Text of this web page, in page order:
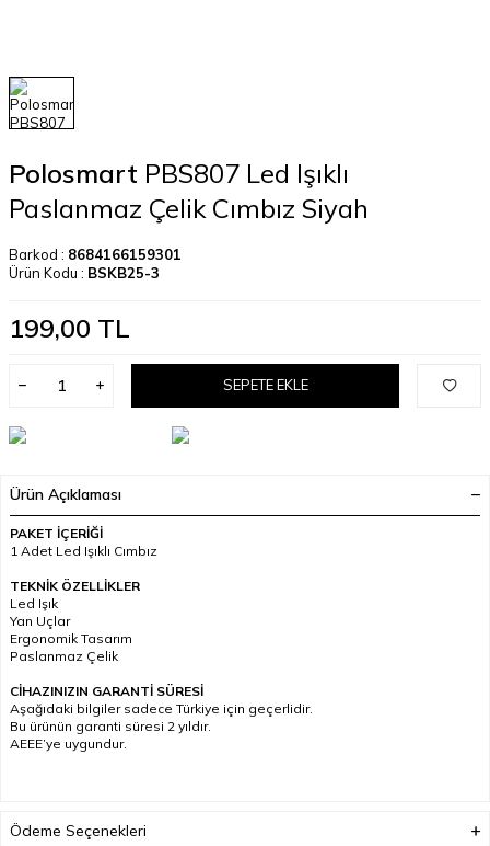
Polosmart PBS807 Led Işıklı
Paslanmaz Çelik Cımbız Siyah
Barkod : 8684166159301
Ürün Kodu : BSKB25-3
199,00 TL
SEPETE EKLE
Ürün Açıklaması
PAKET İÇERİĞİ
1 Adet Led Işıklı Cımbız
TEKNİK ÖZELLİKLER
Led Işık
Yan Uçlar
Ergonomik Tasarım
Paslanmaz Çelik
CİHAZINIZIN GARANTİ SÜRESİ
Aşağıdaki bilgiler sadece Türkiye için geçerlidir.
Bu ürünün garanti süresi 2 yıldır.
AEEE’ye uygundur.
Ödeme Seçenekleri